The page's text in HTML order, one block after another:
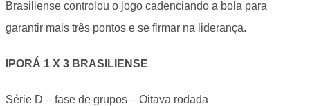
Brasiliense controlou o jogo cadenciando a bola para
garantir mais três pontos e se firmar na liderança.
IPORÁ 1 X 3 BRASILIENSE
Série D – fase de grupos – Oitava rodada